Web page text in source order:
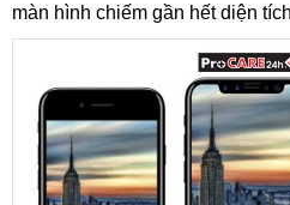
màn hình chiếm gần hết diện